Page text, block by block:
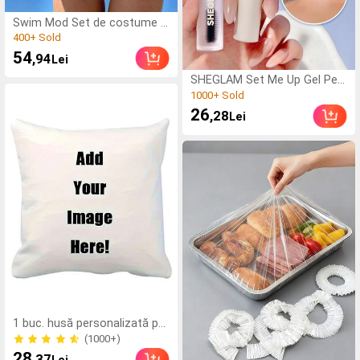
Swim Mod Set de costume d
e baie bikini sexy cu legături h
alter pentru femei, în culori c
ontrastante, ținută de vacanț
(500+)
400+ Sold
400+ Sold
54,94Lei
1 buc. husă personalizată pe
ntru pernă cu imprimare foto
DIY, pentru familie, animale d
(1000+)
SHEGLAM Set Me Up Gel Pen
tru SprâNcene Brand De Frum
usețE Cosmetice Machiaj Pe
ntru Femei șI Fete
(1000+)
1000+ Sold
1000+ Sold
26,28 Lei